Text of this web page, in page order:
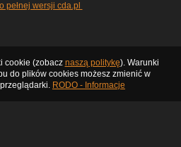
pełnej wersji cda.pl
cookie (zobacz naszą politykę). Warunki
do plików cookies możesz zmienić w
RODO - Informacje